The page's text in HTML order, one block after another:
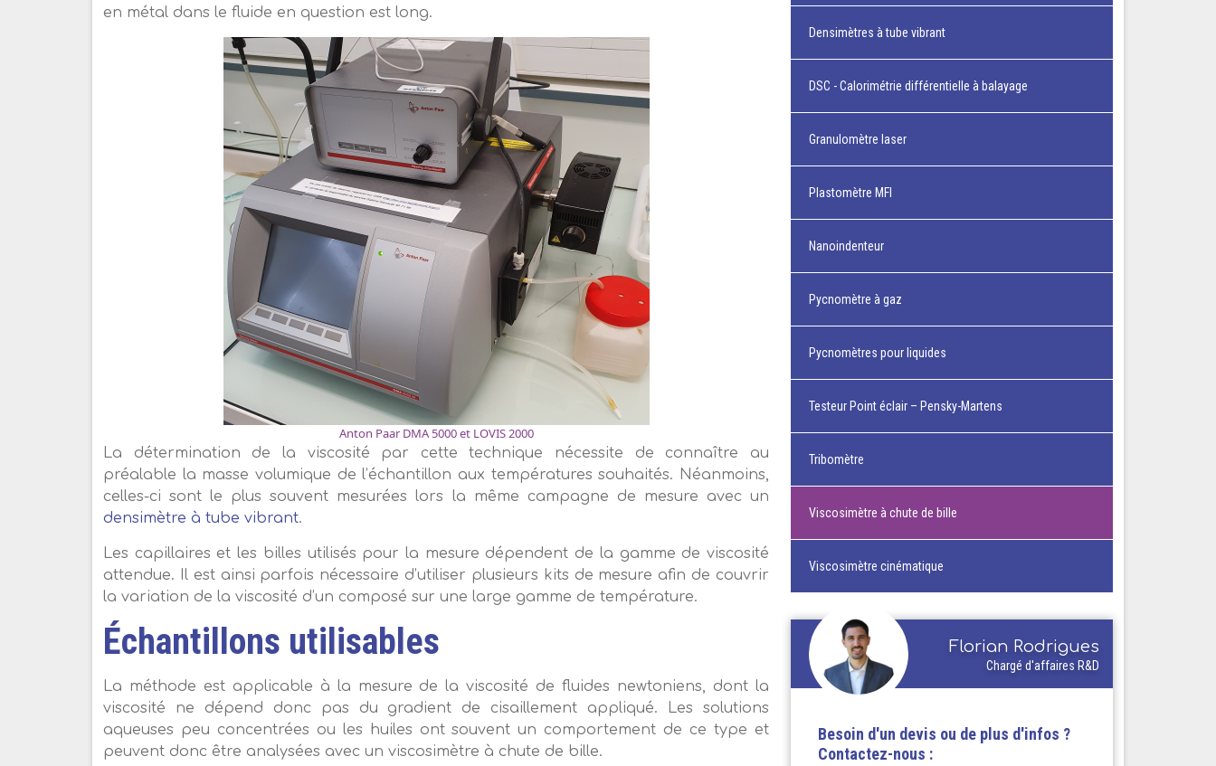
en métal dans le fluide en question est long.
Anton Paar DMA 5000 et LOVIS 2000
La détermination de la viscosité par cette technique nécessite de connaître au
préalable la masse volumique de l’échantillon aux températures souhaités. Néanmoins,
celles-ci sont le plus souvent mesurées lors la même campagne de mesure avec un
densimètre à tube vibrant.
Les capillaires et les billes utilisés pour la mesure dépendent de la gamme de viscosité
attendue. Il est ainsi parfois nécessaire d’utiliser plusieurs kits de mesure afin de couvrir
la variation de la viscosité d’un composé sur une large gamme de température.
Échantillons utilisables
La méthode est applicable à la mesure de la viscosité de fluides newtoniens, dont la
viscosité ne dépend donc pas du gradient de cisaillement appliqué. Les solutions
aqueuses peu concentrées ou les huiles ont souvent un comportement de ce type et
peuvent donc être analysées avec un viscosimètre à chute de bille.
Densimètres à tube vibrant
DSC - Calorimétrie différentielle à balayage
Granulomètre laser
Plastomètre MFI
Nanoindenteur
Pycnomètre à gaz
Pycnomètres pour liquides
Testeur Point éclair – Pensky-Martens
Tribomètre
Viscosimètre à chute de bille
Viscosimètre cinématique
Florian Rodrigues
Chargé d'affaires R&D
Besoin d'un devis ou de plus d'infos ?
Contactez-nous :